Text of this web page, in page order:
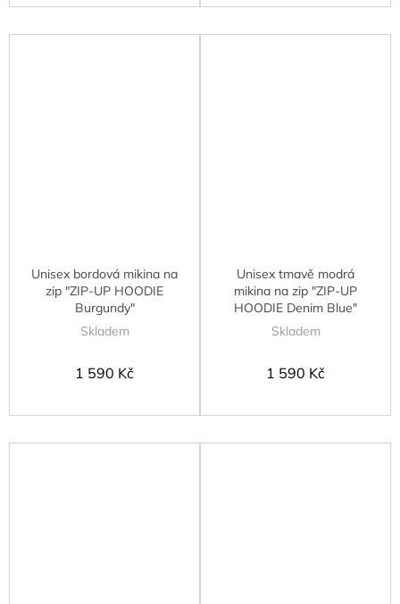
Unisex bordová mikina na
zip "ZIP-UP HOODIE
Burgundy"
Skladem
1 590 Kč
Unisex tmavě modrá
mikina na zip "ZIP-UP
HOODIE Denim Blue"
Skladem
1 590 Kč